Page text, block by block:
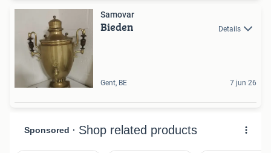
Samovar
Bieden Details
Gent, BE 7 jun 26